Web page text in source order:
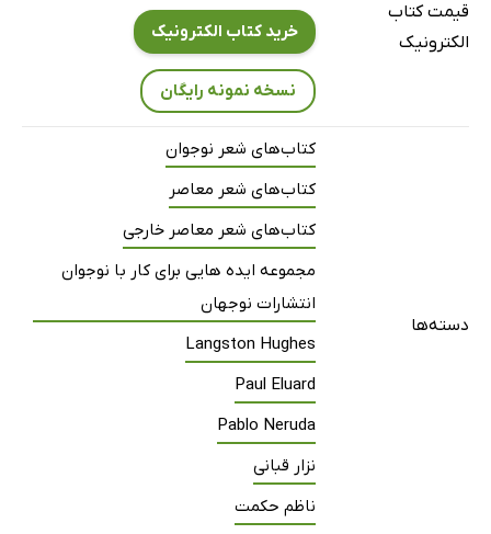
13. محمدعلی سپانلو/ خیابان
22. غادة السمان/ عشق
قیمت کتاب
الکترونیک
خرید کتاب الکترونیک
نسخه نمونه رایگان
دسته‌ها
کتاب‌های شعر نوجوان
کتاب‌های شعر معاصر
کتاب‌های شعر معاصر خارجی
مجموعه ایده هایی برای کار با نوجوان
انتشارات نوجهان
Langston Hughes
Paul Eluard
Pablo Neruda
نزار قبانی
ناظم حکمت